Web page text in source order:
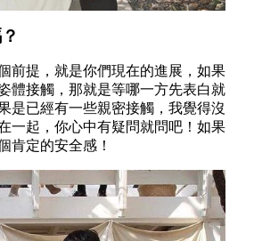
前提，就是你們現在的進展，如果
體接觸，那就是等哪一方先表白就
是已經有一些親密接觸，我覺得沒
一起，你心中有疑問就問吧！如果
肯定的安全感！